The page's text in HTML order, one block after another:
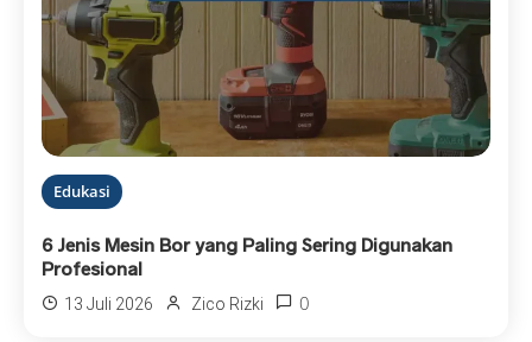
Edukasi
6 Jenis Mesin Bor yang Paling Sering Digunakan
Profesional
13 Juli 2026 Zico Rizki 0